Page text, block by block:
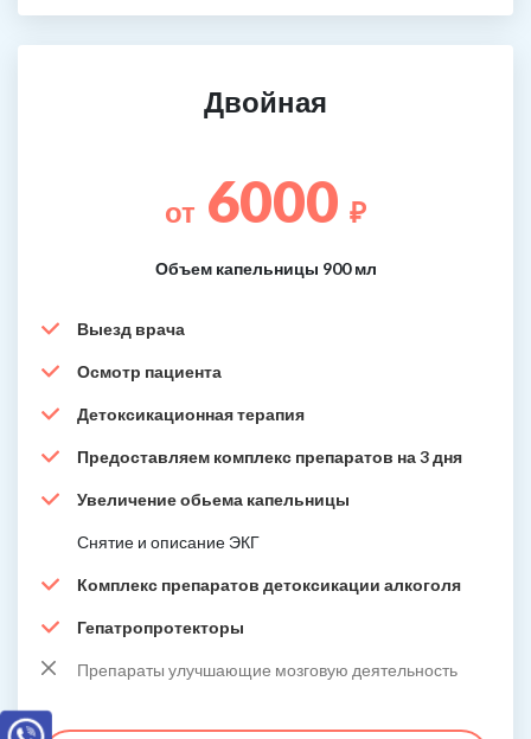
Двойная
от 6000 ₽
Объем капельницы 900 мл
Выезд врача
Осмотр пациента
Детоксикационная терапия
Предоставляем комплекс препаратов на 3 дня
Увеличение обьема капельницы
Снятие и описание ЭКГ
Комплекс препаратов детоксикации алкоголя
Гепатропротекторы
Препараты улучшающие мозговую деятельность